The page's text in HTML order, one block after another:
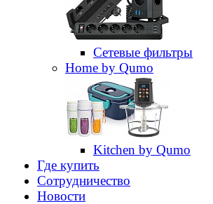
Сетевые фильтры
Home by Qumo
Kitchen by Qumo
Где купить
Сотрудничество
Новости